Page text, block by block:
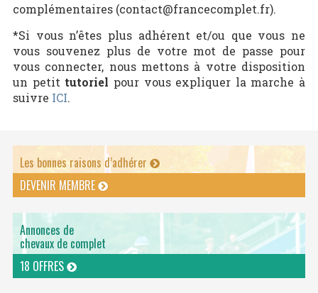
complémentaires (contact@francecomplet.fr).
*Si vous n’êtes plus adhérent et/ou que vous ne
vous souvenez plus de votre mot de passe pour
vous connecter, nous mettons à votre disposition
un petit tutoriel pour vous expliquer la marche à
suivre ICI.
Les bonnes raisons d’adhérer
DEVENIR MEMBRE
Annonces de
chevaux de complet
18 OFFRES